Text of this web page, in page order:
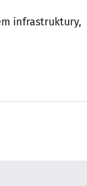
infrastruktury,